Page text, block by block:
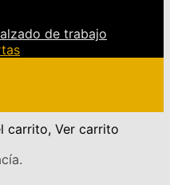
de trabajo
carrito, Ver carrito